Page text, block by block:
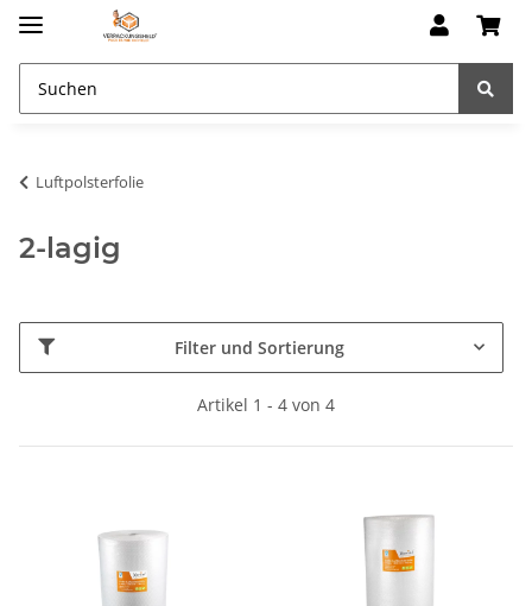
Luftpolsterfolie
2-lagig
Filter und Sortierung
Artikel 1 - 4 von 4